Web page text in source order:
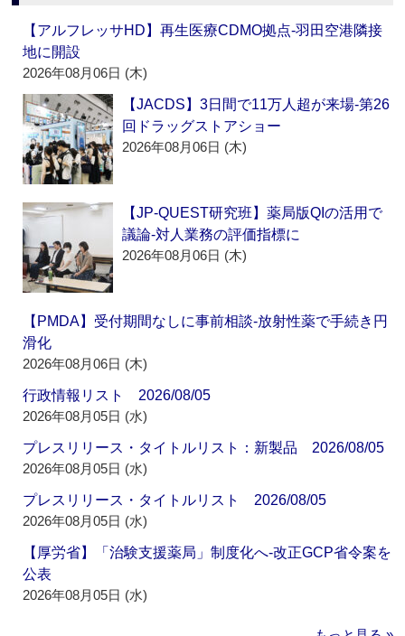
【アルフレッサHD】再生医療CDMO拠点‐羽田空港隣接
地に開設
2026年08月06日 (木)
【JACDS】3日間で11万人超が来場‐第26
回ドラッグストアショー
2026年08月06日 (木)
【JP-QUEST研究班】薬局版QIの活用で
議論‐対人業務の評価指標に
2026年08月06日 (木)
【PMDA】受付期間なしに事前相談‐放射性薬で手続き円
滑化
2026年08月06日 (木)
行政情報リスト 2026/08/05
2026年08月05日 (水)
プレスリリース・タイトルリスト：新製品 2026/08/05
2026年08月05日 (水)
プレスリリース・タイトルリスト 2026/08/05
2026年08月05日 (水)
【厚労省】「治験支援薬局」制度化へ‐改正GCP省令案を
公表
2026年08月05日 (水)